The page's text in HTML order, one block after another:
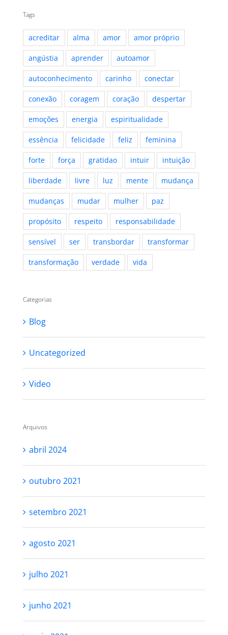
Tags
acreditar alma amor amor próprio
angústia aprender autoamor
autoconhecimento carinho conectar
conexão coragem coração despertar
emoções energia espiritualidade
essência felicidade feliz feminina
forte força gratidao intuir intuição
liberdade livre luz mente mudança
mudanças mudar mulher paz
propósito respeito responsabilidade
sensível ser transbordar transformar
transformação verdade vida
Categorias
Blog
Uncategorized
Video
Arquivos
abril 2024
outubro 2021
setembro 2021
agosto 2021
julho 2021
junho 2021